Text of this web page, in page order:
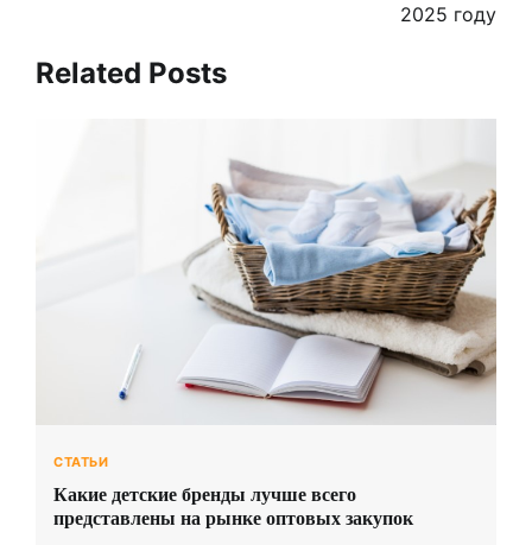
2025 году
Related Posts
СТАТЬИ
Какие детские бренды лучше всего
представлены на рынке оптовых закупок